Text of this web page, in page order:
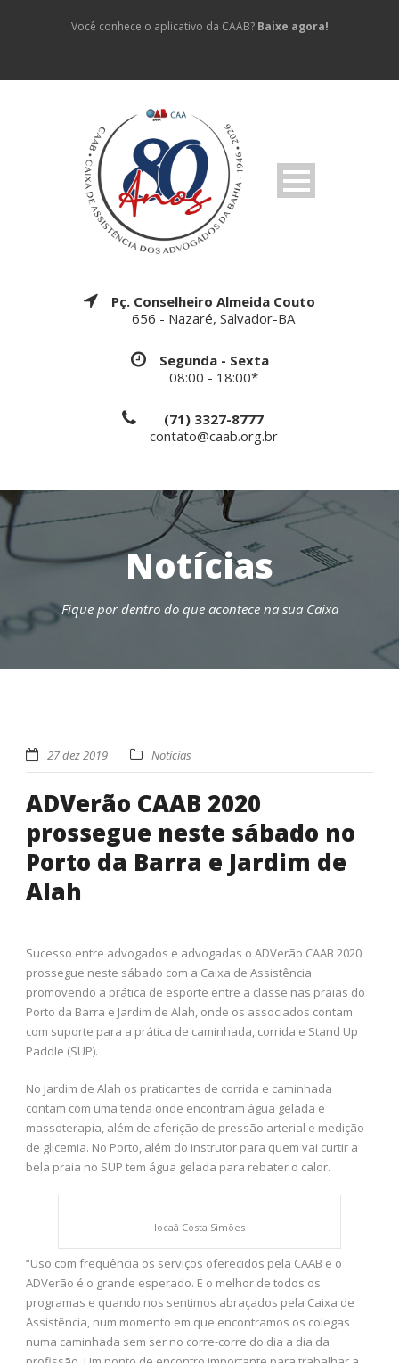
Você conhece o aplicativo da CAAB? Baixe agora!
Pç. Conselheiro Almeida Couto
656 - Nazaré, Salvador-BA
Segunda - Sexta
08:00 - 18:00*
(71) 3327-8777
contato@caab.org.br
Notícias
Fique por dentro do que acontece na sua Caixa
27 dez 2019 Notícias
ADVerão CAAB 2020
prossegue neste sábado no
Porto da Barra e Jardim de
Alah
Sucesso entre advogados e advogadas o ADVerão CAAB 2020
prossegue neste sábado com a Caixa de Assistência
promovendo a prática de esporte entre a classe nas praias do
Porto da Barra e Jardim de Alah, onde os associados contam
com suporte para a prática de caminhada, corrida e Stand Up
Paddle (SUP).
No Jardim de Alah os praticantes de corrida e caminhada
contam com uma tenda onde encontram água gelada e
massoterapia, além de aferição de pressão arterial e medição
de glicemia. No Porto, além do instrutor para quem vai curtir a
bela praia no SUP tem água gelada para rebater o calor.
Iocaâ Costa Simões
“Uso com frequência os serviços oferecidos pela CAAB e o
ADVerão é o grande esperado. É o melhor de todos os
programas e quando nos sentimos abraçados pela Caixa de
Assistência, num momento em que encontramos os colegas
numa caminhada sem ser no corre-corre do dia a dia da